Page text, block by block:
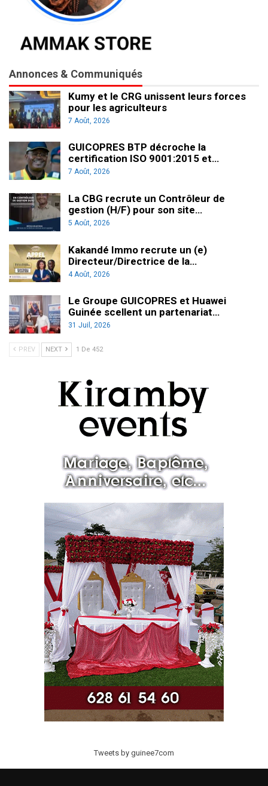
Annonces & Communiqués
Kumy et le CRG unissent leurs forces
pour les agriculteurs
7 Août, 2026
GUICOPRES BTP décroche la
certification ISO 9001:2015 et…
7 Août, 2026
La CBG recrute un Contrôleur de
gestion (H/F) pour son site…
5 Août, 2026
Kakandé Immo recrute un (e)
Directeur/Directrice de la…
4 Août, 2026
Le Groupe GUICOPRES et Huawei
Guinée scellent un partenariat…
31 Juil, 2026
PREV NEXT 1 De 452
Tweets by guinee7com